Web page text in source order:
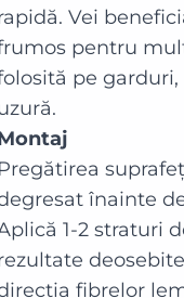
Vei
pentru
pe
Pregătirea
înainte
1-2 straturi
fibrelor